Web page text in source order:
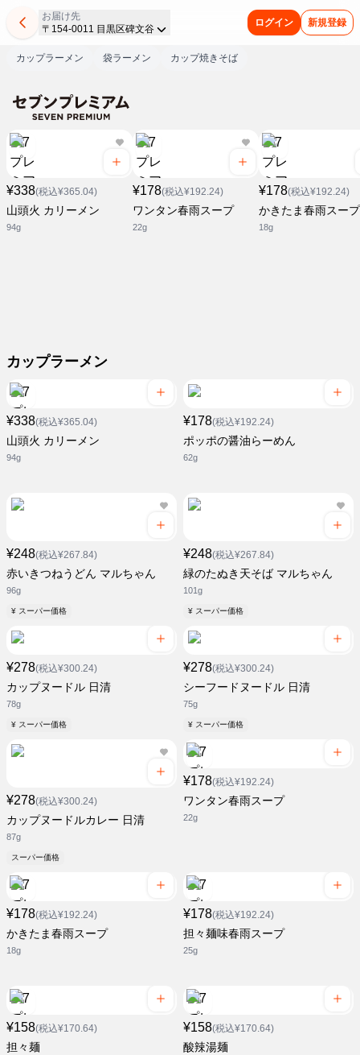
お届け先
〒154-0011 目黒区碑文谷
ログイン 新規登録
カップラーメン 袋ラーメン カップ焼きそば
¥338(税込¥365.04)
山頭火 カリーメン
94g
¥178(税込¥192.24)
ワンタン春雨スープ
22g
¥178(税込¥192.24)
かきたま春雨スープ
18g
カップラーメン
¥338(税込¥365.04)
山頭火 カリーメン
94g
¥178(税込¥192.24)
ポッポの醤油らーめん
62g
¥248(税込¥267.84)
赤いきつねうどん マルちゃん
96g
¥ スーパー価格
¥248(税込¥267.84)
緑のたぬき天そば マルちゃん
101g
¥ スーパー価格
¥278(税込¥300.24)
カップヌードル 日清
78g
¥ スーパー価格
¥278(税込¥300.24)
シーフードヌードル 日清
75g
¥ スーパー価格
¥278(税込¥300.24)
カップヌードルカレー 日清
87g
スーパー価格
¥178(税込¥192.24)
ワンタン春雨スープ
22g
¥178(税込¥192.24)
かきたま春雨スープ
18g
¥178(税込¥192.24)
担々麺味春雨スープ
25g
¥158(税込¥170.64)
担々麺
¥158(税込¥170.64)
酸辣湯麺